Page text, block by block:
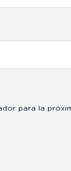
para la